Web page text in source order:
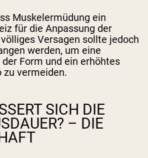
Muskelermüdung ein
für die Anpassung der
Versagen sollte jedoch
werden, um eine
Form und ein erhöhtes
vermeiden.
SICH DIE
– DIE